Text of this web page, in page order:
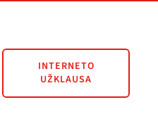
INTERNETO
UŽKLAUSA